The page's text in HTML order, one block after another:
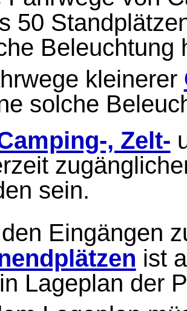
50
Beleuchtung
kleinerer
solche
, Zelt-
sein.
Eingängen
ist
Lageplan der